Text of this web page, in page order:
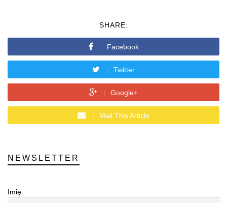
SHARE:
Facebook
Twitter
Google+
Mail This Article
NEWSLETTER
Imię